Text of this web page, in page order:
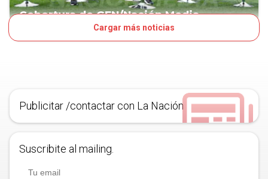
Cobertura de GEN/Nación Media
Cargar más noticias
Publicitar /contactar con La Nación
Suscribite al mailing.